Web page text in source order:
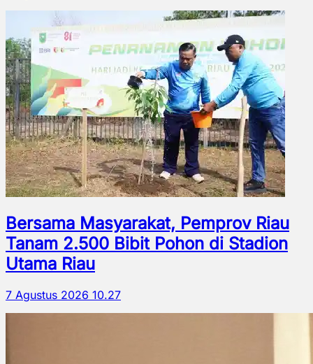
Bersama Masyarakat, Pemprov Riau
Tanam 2.500 Bibit Pohon di Stadion
Utama Riau
7 Agustus 2026 10.27